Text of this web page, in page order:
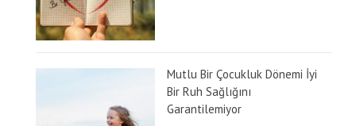
Mutlu Bir Çocukluk Dönemi İyi
Bir Ruh Sağlığını
Garantilemiyor